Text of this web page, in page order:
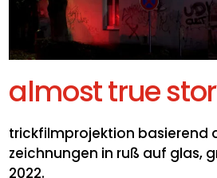
almost true
trickfilmprojektion basierend
zeichnungen in ruß auf glas,
2022.